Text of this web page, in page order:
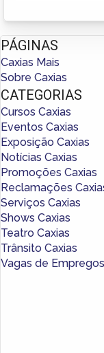
PÁGINAS
Caxias Mais
Sobre Caxias
CATEGORIAS
Cursos Caxias
Eventos Caxias
Exposição Caxias
Notícias Caxias
Promoções Caxias
Reclamações
Serviços Caxias
Shows Caxias
Teatro Caxias
Trânsito Caxias
Vagas de